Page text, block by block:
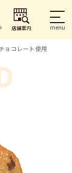
店舗案内
ョコレート使用